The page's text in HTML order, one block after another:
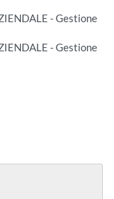
- Gestione
- Gestione